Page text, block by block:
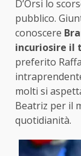
D’Orsi lo
pubblico.
conoscere
incuriosire il
preferito
molti si
Beatriz per il
quotidianità.